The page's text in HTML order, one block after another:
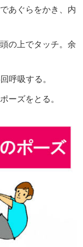
あぐらをかき、内
の上でタッチ。余
呼吸する。
ーズをとる。